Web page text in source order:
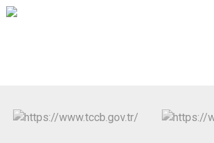
Söğüt